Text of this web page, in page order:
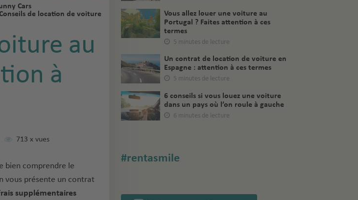
Cars
de location de voiture
au
à
713 x vues
bien comprendre le
vous présente un contrat
supplémentaires
Vous allez louer une voiture au
Portugal ? Faites attention à ces
termes
5 minutes de lecture
Un contrat de location de voiture en
Espagne : attention à ces termes
5 minutes de lecture
6 conseils si vous louez une voiture
dans un pays où l’on roule à gauche
6 minutes de lecture
#rentasmile